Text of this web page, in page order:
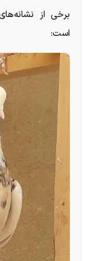
برخی از
است: